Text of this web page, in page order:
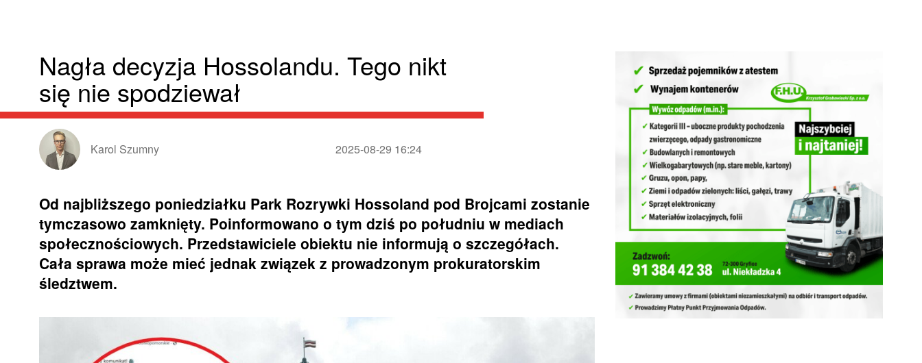
Nagła decyzja Hossolandu. Tego nikt
się nie spodziewał
Karol Szumny 2025-08-29 16:24
Od najbliższego poniedziałku Park Rozrywki Hossoland pod Brojcami zostanie
tymczasowo zamknięty. Poinformowano o tym dziś po południu w mediach
społecznościowych. Przedstawiciele obiektu nie informują o szczegółach.
Cała sprawa może mieć jednak związek z prowadzonym prokuratorskim
śledztwem.